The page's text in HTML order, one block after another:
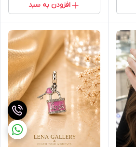
افزودن به سبد